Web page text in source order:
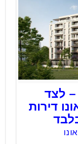
פרויקט הבוטיק OLIVE – לצד
דירות